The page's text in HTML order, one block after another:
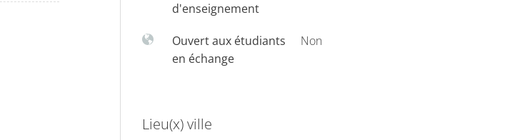
d'enseignement
Ouvert aux étudiants
en échange
Non
Lieu(x) ville